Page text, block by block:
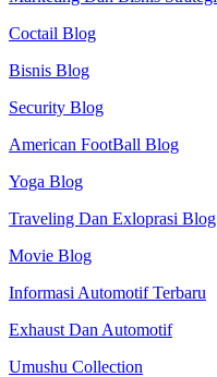
Coctail Blog
Bisnis Blog
Security Blog
American FootBall Blog
Yoga Blog
Traveling Dan Exloprasi Blog
Movie Blog
Informasi Automotif Terbaru
Exhaust Dan Automotif
Umushu Collection